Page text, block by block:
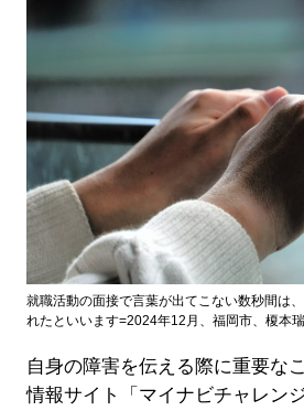
就職活動の面接で言葉が出てこない数秒間は
れたといいます=2024年12月、福岡市、榎本
自身の障害を伝える際に重要な
情報サイト「マイナビチャレン